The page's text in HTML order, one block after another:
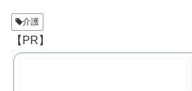
介護
【PR】